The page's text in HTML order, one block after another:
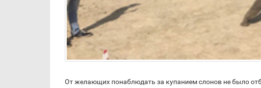
От желающих понаблюдать за купанием слонов не было